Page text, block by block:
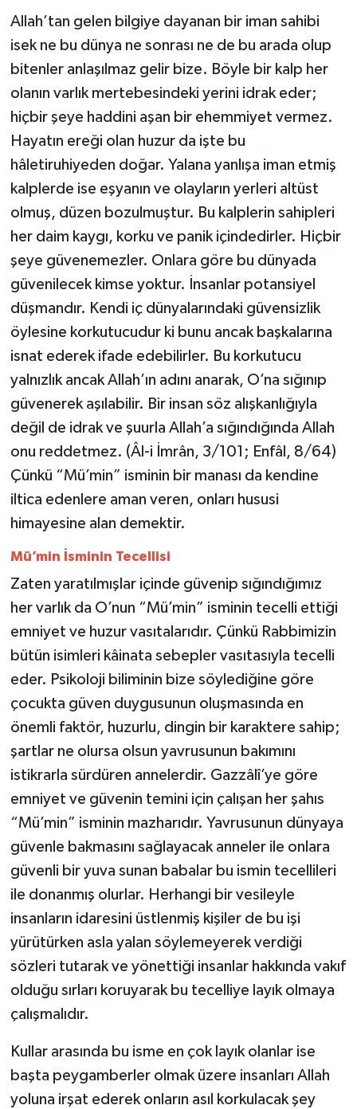
Allah’tan gelen bilgiye dayanan bir iman sahibi
isek ne bu dünya ne sonrası ne de bu arada olup
bitenler anlaşılmaz gelir bize. Böyle bir kalp her
olanın varlık mertebesindeki yerini idrak eder;
hiçbir şeye haddini aşan bir ehemmiyet vermez.
Hayatın ereği olan huzur da işte bu
hâletiruhiyeden doğar. Yalana yanlışa iman etmiş
kalplerde ise eşyanın ve olayların yerleri altüst
olmuş, düzen bozulmuştur. Bu kalplerin sahipleri
her daim kaygı, korku ve panik içindedirler. Hiçbir
şeye güvenemezler. Onlara göre bu dünyada
güvenilecek kimse yoktur. İnsanlar potansiyel
düşmandır. Kendi iç dünyalarındaki güvensizlik
öylesine korkutucudur ki bunu ancak başkalarına
isnat ederek ifade edebilirler. Bu korkutucu
yalnızlık ancak Allah’ın adını anarak, O’na sığınıp
güvenerek aşılabilir. Bir insan söz alışkanlığıyla
değil de idrak ve şuurla Allah’a sığındığında Allah
onu reddetmez. (Âl-i İmrân, 3/101; Enfâl, 8/64)
Çünkü “Mü’min” isminin bir manası da kendine
iltica edenlere aman veren, onları hususi
himayesine alan demektir.
Mü’min İsminin Tecellisi
Zaten yaratılmışlar içinde güvenip sığındığımız
her varlık da O’nun “Mü’min” isminin tecelli ettiği
emniyet ve huzur vasıtalarıdır. Çünkü Rabbimizin
bütün isimleri kâinata sebepler vasıtasıyla tecelli
eder. Psikoloji biliminin bize söylediğine göre
çocukta güven duygusunun oluşmasında en
önemli faktör, huzurlu, dingin bir karaktere sahip;
şartlar ne olursa olsun yavrusunun bakımını
istikrarla sürdüren annelerdir. Gazzâlî’ye göre
emniyet ve güvenin temini için çalışan her şahıs
“Mü’min” isminin mazharıdır. Yavrusunun dünyaya
güvenle bakmasını sağlayacak anneler ile onlara
güvenli bir yuva sunan babalar bu ismin tecellileri
ile donanmış olurlar. Herhangi bir vesileyle
insanların idaresini üstlenmiş kişiler de bu işi
yürütürken asla yalan söylemeyerek verdiği
sözleri tutarak ve yönettiği insanlar hakkında vakıf
olduğu sırları koruyarak bu tecelliye layık olmaya
çalışmalıdır.
Kullar arasında bu isme en çok layık olanlar ise
başta peygamberler olmak üzere insanları Allah
yoluna irşat ederek onların asıl korkulacak şey
Trabzon Müftülüğü
Tunceli Müftülüğü
Uşak Müftülüğü
Van Müftülüğü
Yalova Müftülüğü
Yozgat Müftülüğü
Zonguldak Müftülüğü